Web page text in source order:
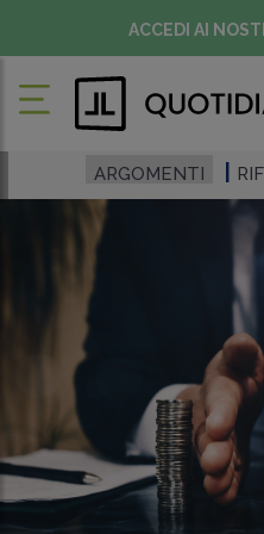
ACCEDI AI
ARGOMENTI